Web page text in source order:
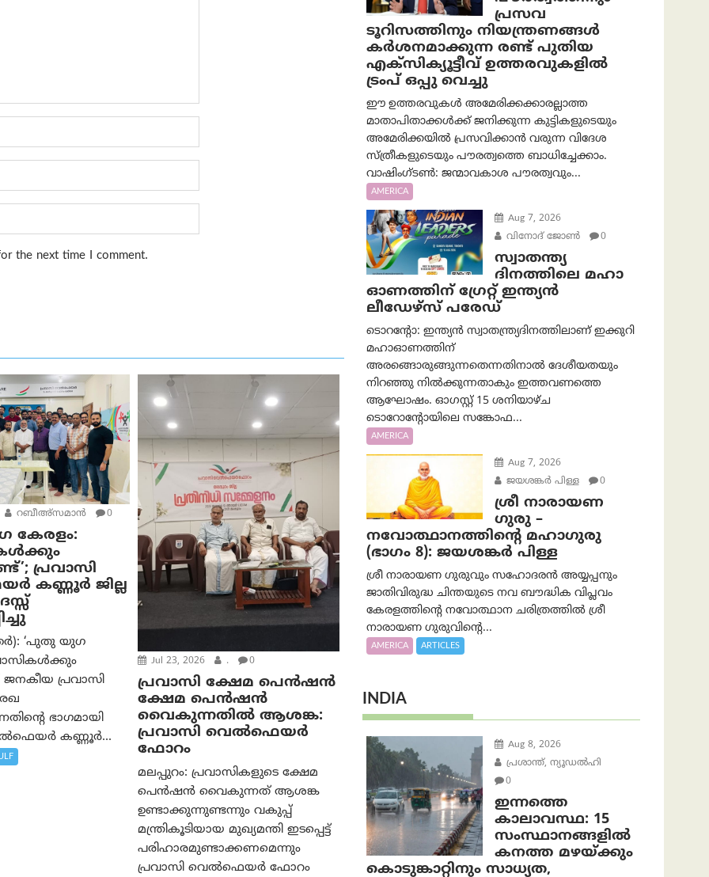
the next time I comment.
റബീഅ്‌സമാന്‍ 0
കേരളം:
പ്രവാസി
കണ്ണൂർ ജില്ല
‘പുതു യുഗ
പ്രവാസി
ഭാഗമായി
കണ്ണൂർ...
Jul 23, 2026 . 0
പ്രവാസി ക്ഷേമ പെൻഷൻ
ക്ഷേമ പെൻഷൻ
വൈകുന്നതിൽ ആശങ്ക:
പ്രവാസി വെൽഫെയർ
ഫോറം
മലപ്പുറം: പ്രവാസികളുടെ ക്ഷേമ
പെൻഷൻ വൈകുന്നത് ആശങ്ക
ഉണ്ടാക്കുന്നുണ്ടന്നും വകുപ്പ്
മന്ത്രികൂടിയായ മുഖ്യമന്തി ഇടപ്പെട്ട്
പരിഹാരമുണ്ടാക്കണമെന്നും
പ്രവാസി വെൽഫെയർ ഫോറം
പ്രസവ
ടൂറിസത്തിനും നിയന്ത്രണങ്ങൾ
കർശനമാക്കുന്ന രണ്ട് പുതിയ
എക്സിക്യൂട്ടീവ് ഉത്തരവുകളിൽ
ട്രംപ് ഒപ്പു വെച്ചു
ഈ ഉത്തരവുകൾ അമേരിക്കക്കാരല്ലാത്ത
മാതാപിതാക്കൾക്ക് ജനിക്കുന്ന കുട്ടികളുടെയും
അമേരിക്കയിൽ പ്രസവിക്കാൻ വരുന്ന വിദേശ
സ്ത്രീകളുടെയും പൗരത്വത്തെ ബാധിച്ചേക്കാം.
വാഷിംഗ്ടണ്‍: ജന്മാവകാശ പൗരത്വവും...
AMERICA
Aug 7, 2026
വിനോദ് ജോൺ
0
സ്വാതന്ത്യ
ദിനത്തിലെ മഹാ
ഓണത്തിന് ഗ്രേറ്റ് ഇന്ത്യൻ
ലീഡേഴ്സ് പരേഡ്
ടൊറന്റോ: ഇന്ത്യൻ സ്വാതന്ത്ര്യദിനത്തിലാണ് ഇക്കുറി
മഹാഓണത്തിന്
അരങ്ങൊരുങ്ങുന്നതെന്നതിനാൽ ദേശീയതയും
നിറഞ്ഞു നിൽക്കുന്നതാകും ഇത്തവണത്തെ
ആഘോഷം. ഓഗസ്റ്റ് 15 ശനിയാഴ്ച
ടൊറോന്റോയിലെ സങ്കോഫ...
AMERICA
Aug 7, 2026
ജയശങ്കര്‍ പിള്ള
0
ശ്രീ നാരായണ
ഗുരു –
നവോത്ഥാനത്തിന്റെ മഹാഗുരു
(ഭാഗം 8): ജയശങ്കര്‍ പിള്ള
ശ്രീ നാരായണ ഗുരുവും സഹോദരൻ അയ്യപ്പനും
ജാതിവിരുദ്ധ ചിന്തയുടെ നവ ബൗദ്ധിക വിപ്ലവം
കേരളത്തിന്റെ നവോത്ഥാന ചരിത്രത്തിൽ ശ്രീ
നാരായണ ഗുരുവിന്റെ...
AMERICA ARTICLES
INDIA
Aug 8, 2026
പ്രശാന്ത്, ന്യൂഡല്‍ഹി
0
ഇന്നത്തെ
കാലാവസ്ഥ: 15
സംസ്ഥാനങ്ങളിൽ
കനത്ത മഴയ്ക്കും
കൊടുങ്കാറ്റിനും സാധ്യത,